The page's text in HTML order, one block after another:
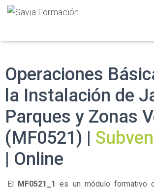
Operaciones
la Instalación de
Parques y Zonas
(MF0521) |
| Online
El MF0521_1 es un módulo formativo